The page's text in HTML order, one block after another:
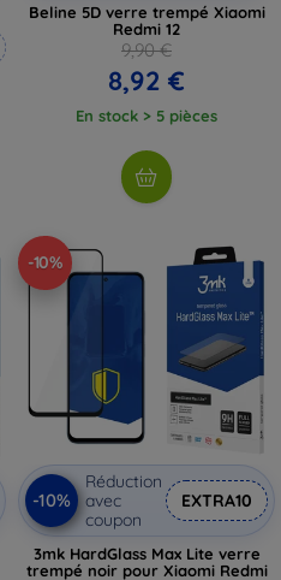
Beline 5D verre trempé Xiaomi
Redmi 12
9,90 €
8,92 €
En stock > 5 pièces
-10%
-10%
Réduction
avec
coupon
EXTRA10
3mk HardGlass Max Lite verre
trempé noir pour Xiaomi Redmi